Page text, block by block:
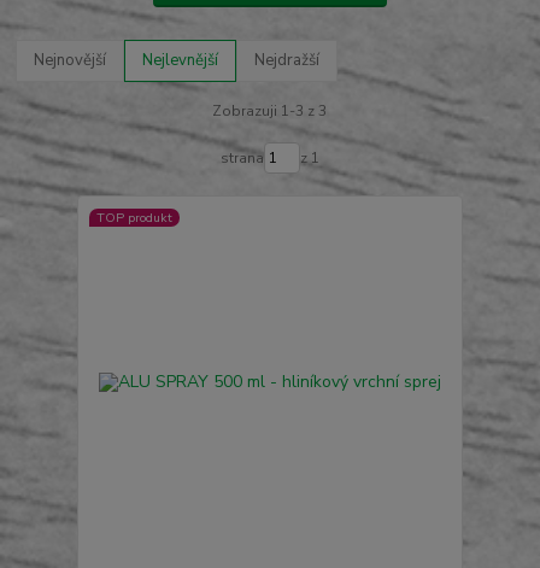
Nejnovější Nejlevnější Nejdražší
Zobrazuji 1-3 z 3
strana z 1
TOP produkt